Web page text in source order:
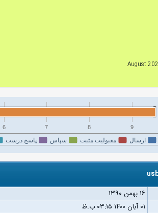
ارسال مقبولیت مثبت سپاس پاسخ درست
6 7 8 9
۱۶ بهمن ۱۳۹۰
۰۱ آبان ۱۴۰۰ ۰۳:۱۵ ب.ظ